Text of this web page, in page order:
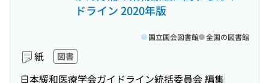
ドライン 2020年版
紙 図書
日本緩和医療学会ガイドライン統括委員会 編集
国立国会図書館 全国の図書館